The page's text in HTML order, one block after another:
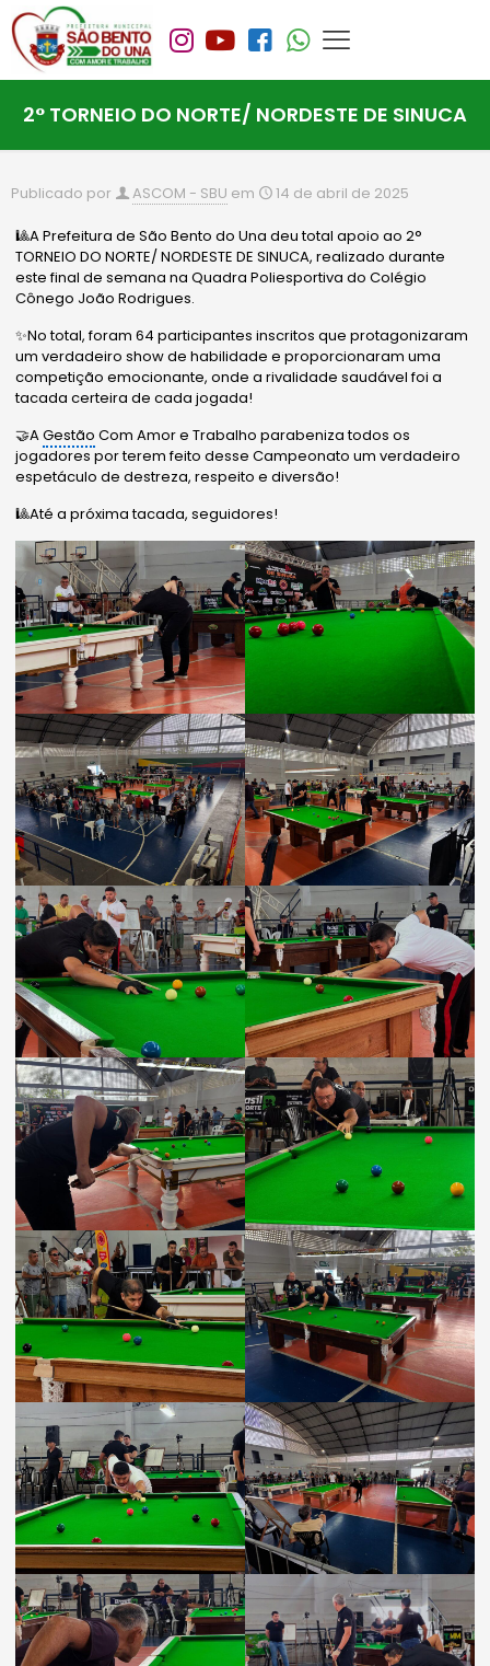
2° TORNEIO DO NORTE/ NORDESTE DE SINUCA
Publicado por ASCOM - SBU em 14 de abril de 2025
🎱A Prefeitura de São Bento do Una deu total apoio ao 2°
TORNEIO DO NORTE/ NORDESTE DE SINUCA, realizado durante
este final de semana na Quadra Poliesportiva do Colégio
Cônego João Rodrigues.
✨No total, foram 64 participantes inscritos que protagonizaram
um verdadeiro show de habilidade e proporcionaram uma
competição emocionante, onde a rivalidade saudável foi a
tacada certeira de cada jogada!
🤝AGestão Com Amor e Trabalho parabeniza todos os
jogadores por terem feito desse Campeonato um verdadeiro
espetáculo de destreza, respeito e diversão!
🎱Até a próxima tacada, seguidores!